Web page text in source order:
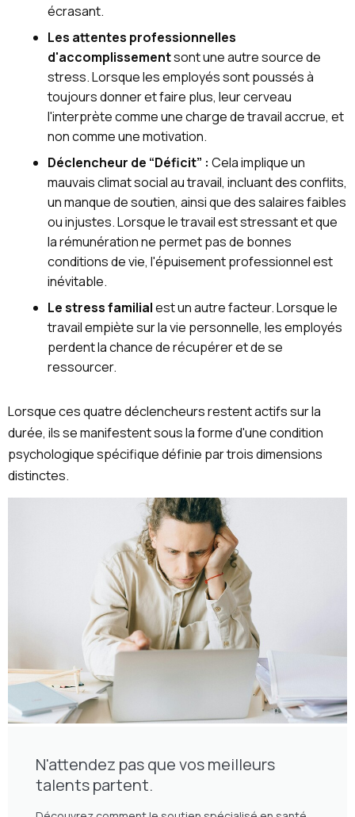
écrasant.
Les attentes professionnelles
d'accomplissementsont une autre source de
stress. Lorsque les employés sont poussés à
toujours donner et faire plus, leur cerveau
l'interprète comme une charge de travail accrue, et
non comme une motivation.
Déclencheur de “Déficit” : Cela implique un
mauvais climat social au travail, incluant des conflits,
un manque de soutien, ainsi que des salaires faibles
ou injustes. Lorsque le travail est stressant et que
la rémunération ne permet pas de bonnes
conditions de vie, l'épuisement professionnel est
inévitable.
Le stress familialest un autre facteur. Lorsque le
travail empiète sur la vie personnelle, les employés
perdent la chance de récupérer et de se
ressourcer.
Lorsque ces quatre déclencheurs restent actifs sur la
durée, ils se manifestent sous la forme d'une condition
psychologique spécifique définie par trois dimensions
distinctes.
N'attendez pas que vos meilleurs
talents partent.